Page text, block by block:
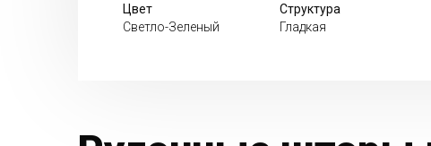
Цвет
Светло-Зеленый
Структура
Гладкая